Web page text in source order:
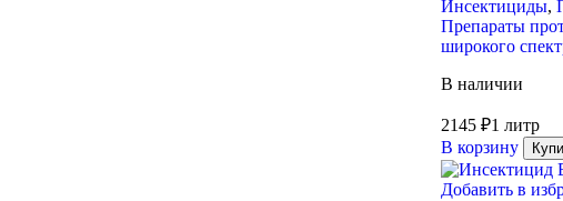
Инсектициды,
Препараты
широкого
В наличии
2145 ₽1 литр
В корзину
Добавить в